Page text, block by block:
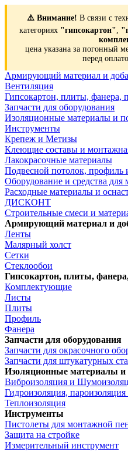
⚠️ Внимание! В связи с
категориях "гипсокартон",
цена указана за погонный
перед
Армирующий материал и
Вентиляция
Гипсокартон, плиты,
Запчасти для оборудования
Изоляционные материалы и
Инструменты
Крепеж и Метизы
Клеющие составы и
Лакокрасочные материалы
Подвесной потолок,
Оборудование и средства для
Расходные материалы и
ДИСКОНТ
Строительные смеси и
Армирующий материал и
Ленты
Малярный холст
Сетки
Стеклообои
Гипсокартон, плиты,
Комплектующие
Листы
Плиты
Профиль
Фанера
Запчасти для оборудования
Запчасти для окрасочного
Запчасти для штукатурных
Изоляционные материалы
Виброизоляция и
Гидроизоляция, пароизоляция
Теплоизоляция
Инструменты
Пистолеты для монтажной
Защита на стройке
Измерительный инструмент